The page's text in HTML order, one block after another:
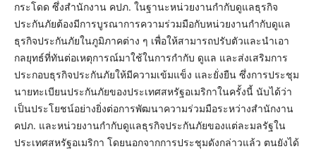
กระโดด ซึ่งสำนักงาน คปภ. ในฐานะหน่วยงานกำกับดูแลธุรกิจ
ประกันภัยต้องมีการบูรณาการความร่วมมือกับหน่วยงานกำกับดูแล
ธุรกิจประกันภัยในภูมิภาคต่าง ๆ เพื่อให้สามารถปรับตัวและนำเอา
กลยุทธ์ที่ทันต่อเหตุการณ์มาใช้ในการกำกับ ดูแล และส่งเสริมการ
ประกอบธุรกิจประกันภัยให้มีความเข้มแข็ง และยั่งยืน ซึ่งการประชุม
นายทะเบียนประกันภัยของประเทศสหรัฐอเมริกาในครั้งนี้ นับได้ว่า
เป็นประโยชน์อย่างยิ่งต่อการพัฒนาความร่วมมือระหว่างสำนักงาน
คปภ. และหน่วยงานกำกับดูแลธุรกิจประกันภัยของแต่ละมลรัฐใน
ประเทศสหรัฐอเมริกา โดยนอกจากการประชุมดังกล่าวแล้ว ตนยังได้